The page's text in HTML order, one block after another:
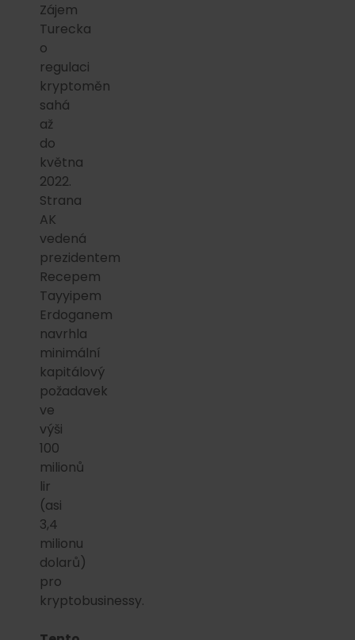
Zájem
Turecka
o
regulaci
kryptoměn
sahá
až
do
května
2022.
Strana
AK
vedená
prezidentem
Recepem
Tayyipem
Erdoganem
navrhla
minimální
kapitálový
požadavek
ve
výši
100
milionů
lir
(asi
3,4
milionu
dolarů)
pro
kryptobusinessy.